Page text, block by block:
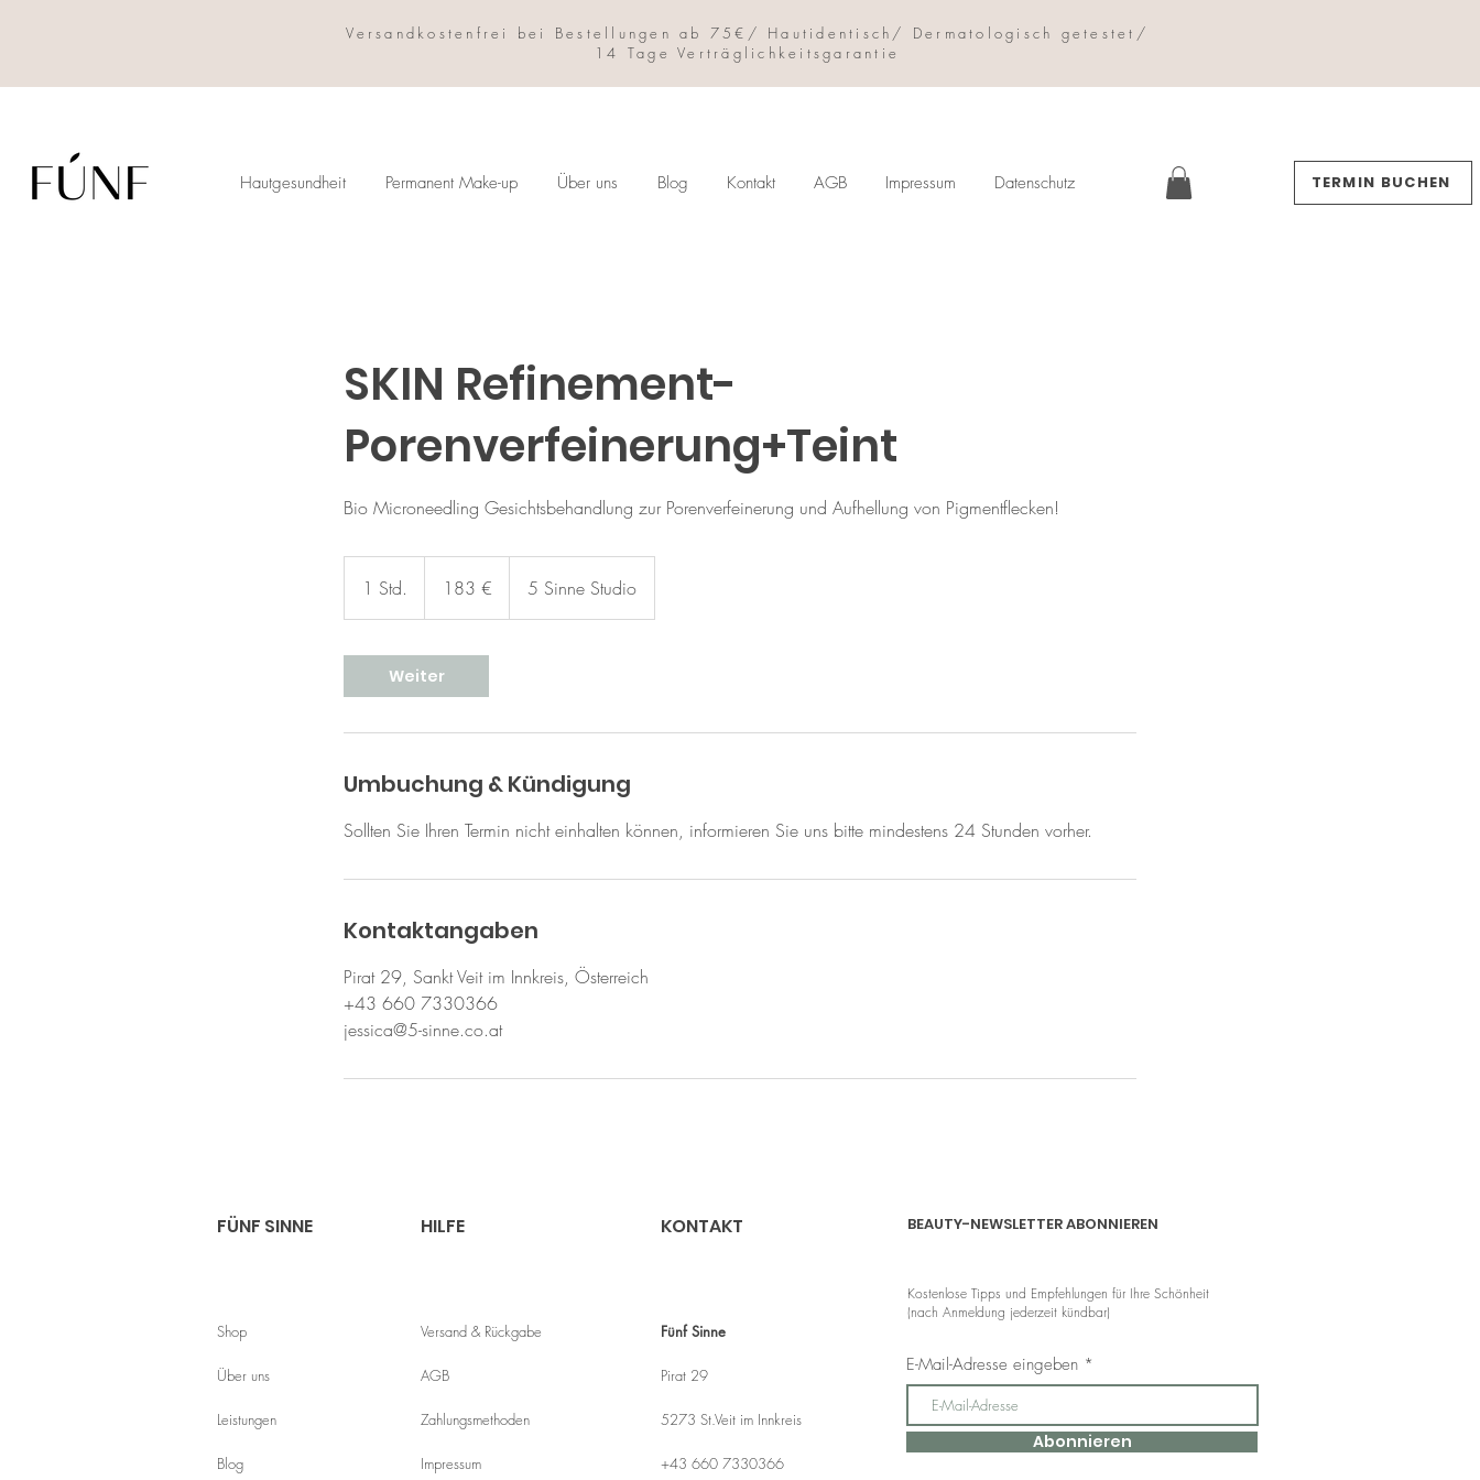
Versandkostenfrei bei Bestellungen ab 75€/ Hautidentisch/ Dermatologisch getestet/
14 Tage Verträglichkeitsgarantie
Hautgesundheit Permanent Make-up Über uns Blog Kontakt AGB Impressum Datenschutz TERMIN BUCHEN
SKIN Refinement-
Porenverfeinerung+Teint
Bio Microneedling Gesichtsbehandlung zur Porenverfeinerung und Aufhellung von Pigmentflecken!
1 Std.
S
d
183 € 5 Sinne Studio
Weiter
Umbuchung & Kündigung
Sollten Sie Ihren Termin nicht einhalten können, informieren Sie uns bitte mindestens 24 Stunden vorher.
Kontaktangaben
Pirat 29, Sankt Veit im Innkreis, Österreich
+43 660 7330366
jessica@5-sinne.co.at
FÜNF SINNE HILFE
Shop
Über uns
Leistungen
Blog
Versand & Rückgabe
AGB
Zahlungsmethoden
Impressum
KONTAKT BEAUTY-NEWSLETTER ABONNIEREN
Fünf Sinne
Pirat 29
5273 St.Veit im Innkreis
+43 660 7330366
Kostenlose Tipps und Empfehlungen für Ihre Schönheit
(nach Anmeldung jederzeit kündbar)
E-Mail-Adresse eingeben
Abonnieren